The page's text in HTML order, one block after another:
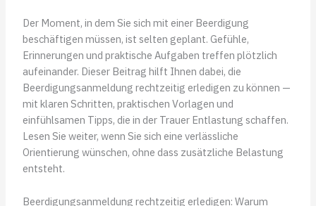
Der Moment, in dem Sie sich mit einer Beerdigung
beschäftigen müssen, ist selten geplant. Gefühle,
Erinnerungen und praktische Aufgaben treffen plötzlich
aufeinander. Dieser Beitrag hilft Ihnen dabei, die
Beerdigungsanmeldung rechtzeitig erledigen zu können —
mit klaren Schritten, praktischen Vorlagen und
einfühlsamen Tipps, die in der Trauer Entlastung schaffen.
Lesen Sie weiter, wenn Sie sich eine verlässliche
Orientierung wünschen, ohne dass zusätzliche Belastung
entsteht.
Beerdigungsanmeldung rechtzeitig erledigen: Warum